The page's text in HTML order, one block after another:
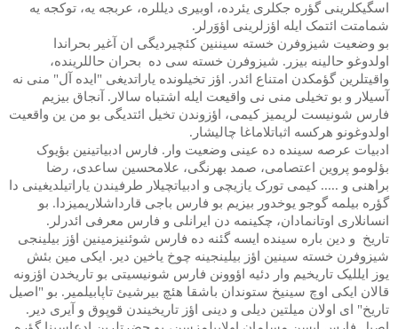
اسگیکلرینی گؤره جکلری یئرده، اوبیری دیللره، عربجه یه، توکجه یه
شمامتت ائتمک ایله اؤزلرینی اؤوَرلر.
بو وضعیت شیزوفرن خسته سیننین کئچیردیگی ان آغیر بحراندا
اولدوغو حالینه بیزر. شیزوفرن خسته سی ده بحران حاللرینده،
واقیتلرین گؤمکدن امتناع ائدر. اؤز تخیلونده یاراتدیغی "ایده آل" منی نه
آسیلار و بو تخیلی منی نی واقیعت ایله اشتباه سالار. آنجاق بیزیم
فارس شونیست لریمیز کیمی، اؤزوندن تخیل ائتدیگی بو من ین واقعیت
اولدوغونو هرکسه اثباتلاماغا چالیشار.
ادبیات عرصه سینده ده عینی وضعیت وار. فارس ادبیاتینین بؤیوک
بؤلومو پروین اعتصامی، صمد بهرنگی، علامحسین ساعدی، رضا
براهنی و ..... کیمی تورک یازیچی و ادبیاتچیلار طرفیندن یاراتیلدیغینی دا
گؤره بیلمه گوجو یوخدور بیزیم بو فارس باجی قارداشلاریمیزدا. بو
انسانلاری اوتانمادان، چکینمه دن ایرانلی و فارس معرفی ائدرلر.
تاریخ و دین باره سینده ایسه گئنه ده فارس شوئنیزمینین اؤز بیلینجی
شیزوفرن خسته سینین اؤز بیلینجینه چوخ یاخین دیر. ایکی مین بئش
یوز ایللیک تاریخیم وار دئیه اؤوونن فارس شونیسیتی بو تاریخدن اؤزونه
قالان ایکی اوچ سینیخ ستوندان باشقا هئچ بیرشیئ تاپابیلمیر. بو "اصیل
تاریخ" ای اولان میلتین دیلی و دینی اؤز تاریخیندن قوپوق و آیری دیر.